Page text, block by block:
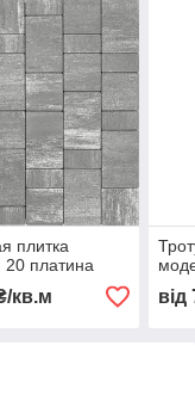
плитка
20 платина
кв.м від